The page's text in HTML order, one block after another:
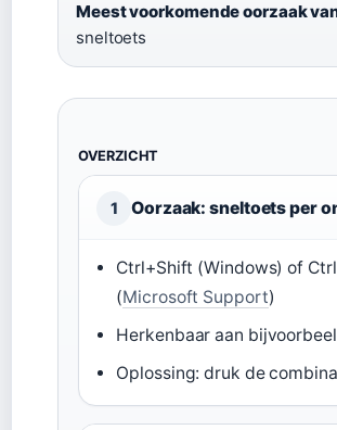
Meest voorkomende oorzaak
sneltoets
OVERZICHT
1 Oorzaak: sneltoets per
Ctrl+Shift (Windows) of
(Microsoft Support)
Herkenbaar aan
Oplossing: druk de